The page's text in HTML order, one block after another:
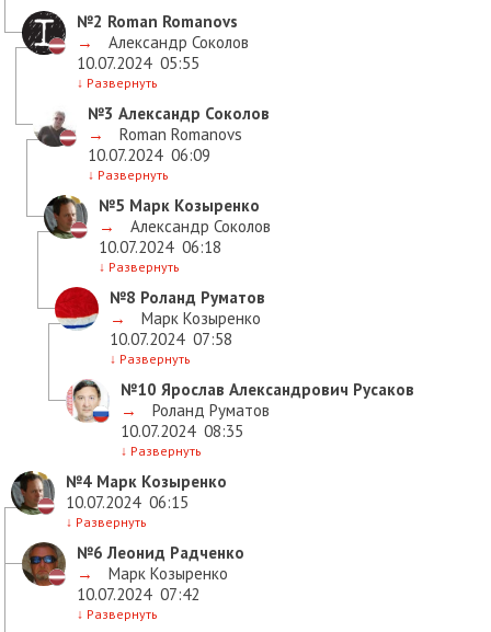
№2 Roman Romanovs
→
Александр Соколов
10.07.2024 05:55
↓ Развернуть
№3 Александр Соколов
→
Roman Romanovs
10.07.2024 06:09
↓ Развернуть
№5 Марк Козыренко
→
Александр Соколов
10.07.2024 06:18
↓ Развернуть
№8 Роланд Руматов
→
Марк Козыренко
10.07.2024 07:58
↓ Развернуть
№10 Ярослав Александрович Русаков
→
Роланд Руматов
10.07.2024 08:35
↓ Развернуть
№4 Марк Козыренко
10.07.2024 06:15
↓ Развернуть
№6 Леонид Радченко
→
Марк Козыренко
10.07.2024 07:42
↓ Развернуть